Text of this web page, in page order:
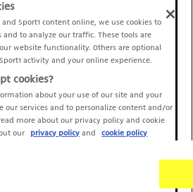
Sport1 content online, we use cookies to
to analyze our traffic. These tools are
website functionality. Others are optional
activity and your online experience.
cookies?
about your use of our site and your
our services and to personalize content and/or
more about our privacy policy and cookie
our
privacy policy and cookie policy